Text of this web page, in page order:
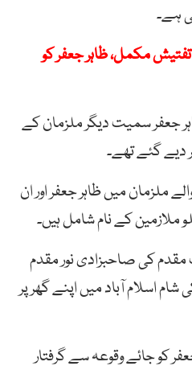
ہے۔
مکمل، ظاہر جعفر کو
جعفر سمیت دیگر ملزمان کے
دیے گئے تھے۔
ملزمان میں ظاہر جعفر اور ان
ملازمین کے نام شامل ہیں۔
کی صاحبزادی نور مقدم
20 جولائی کی شام اسلام آباد میں اپنے گھر پر
کو جائے وقوعہ سے گرفتار